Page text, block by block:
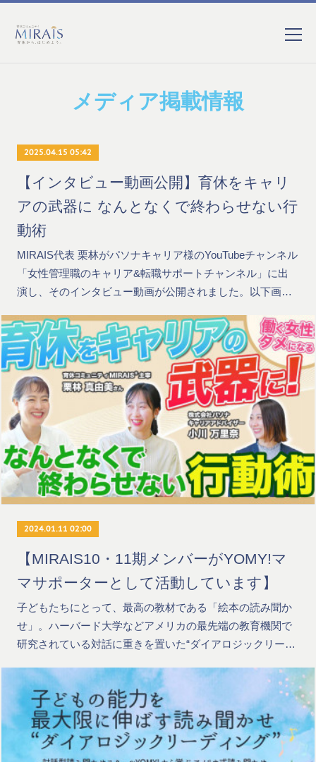
メディア掲載情報
2025.04.15 05:42
【インタビュー動画公開】育休をキャリ
アの武器に なんとなくで終わらせない行
動術
MIRAIS代表 栗林がパソナキャリア様のYouTubeチャンネル
「女性管理職のキャリア&転職サポートチャンネル」に出
演し、そのインタビュー動画が公開されました。以下画…
2024.01.11 02:00
【MIRAIS10・11期メンバーがYOMY!マ
マサポーターとして活動しています】
子どもたちにとって、最高の教材である「絵本の読み聞か
せ」。ハーバード大学などアメリカの最先端の教育機関で
研究されている対話に重きを置いた“ダイアロジックリー…